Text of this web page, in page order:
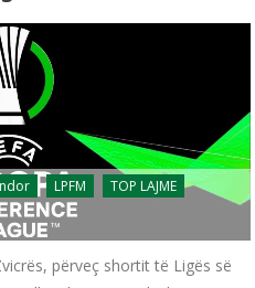
LPFM TOP LAJME
përveç shortit të Ligës së